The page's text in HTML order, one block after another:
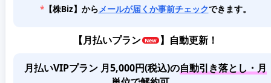
*【株Biz】からメールが届くか事前チェックできます。
【月払いプラン 】自動更新！
月払いVIPプラン 月5,000円(税込)の自動引き落とし・月